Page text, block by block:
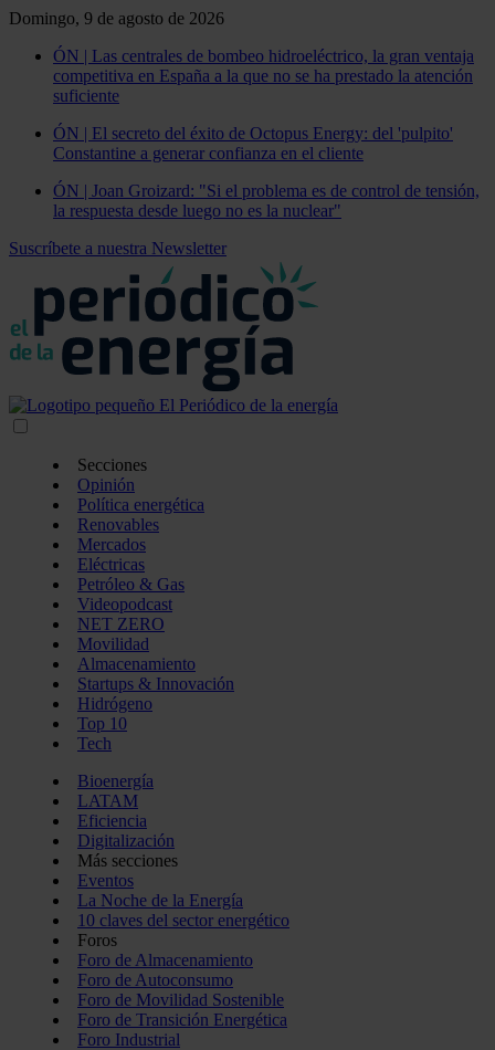
Domingo, 9 de agosto de 2026
ÓN | Las centrales de bombeo hidroeléctrico, la gran ventaja
competitiva en España a la que no se ha prestado la atención
suficiente
ÓN | El secreto del éxito de Octopus Energy: del 'pulpito'
Constantine a generar confianza en el cliente
ÓN | Joan Groizard: "Si el problema es de control de tensión,
la respuesta desde luego no es la nuclear"
Suscríbete a nuestra Newsletter
Secciones
Opinión
Política energética
Renovables
Mercados
Eléctricas
Petróleo & Gas
Videopodcast
NET ZERO
Movilidad
Almacenamiento
Startups & Innovación
Hidrógeno
Top 10
Tech
Bioenergía
LATAM
Eficiencia
Digitalización
Más secciones
Eventos
La Noche de la Energía
10 claves del sector energético
Foros
Foro de Almacenamiento
Foro de Autoconsumo
Foro de Movilidad Sostenible
Foro de Transición Energética
Foro Industrial